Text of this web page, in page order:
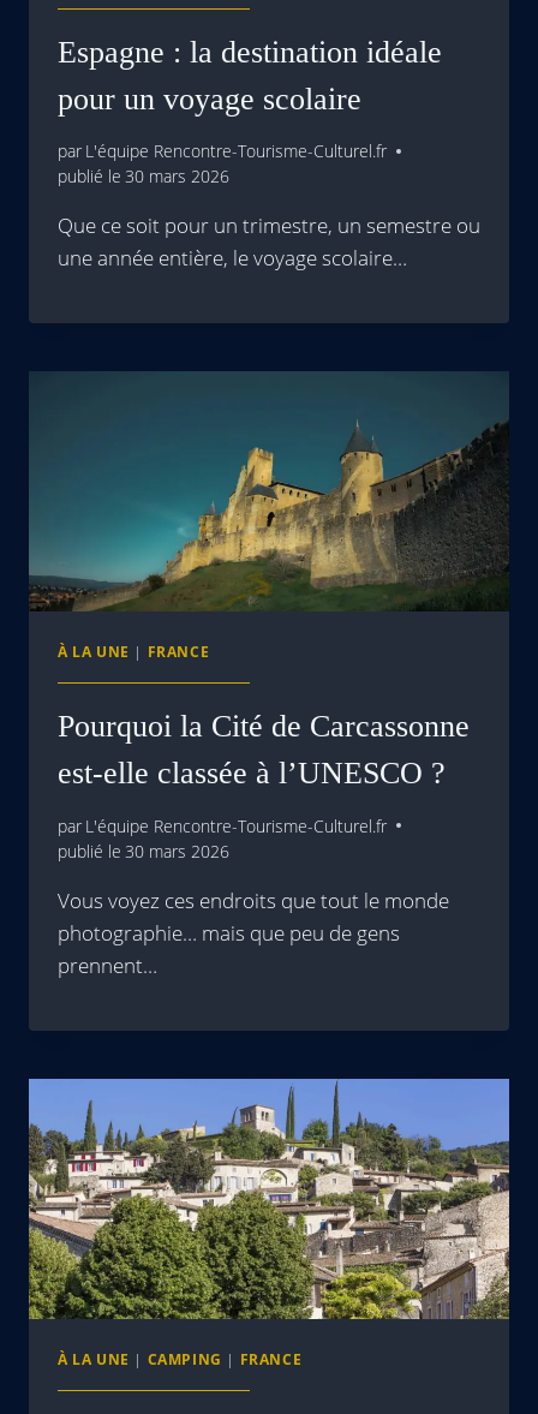
Espagne : la destination idéale
pour un voyage scolaire
par L'équipe Rencontre-Tourisme-Culturel.fr
publié le 30 mars 2026
Que ce soit pour un trimestre, un semestre ou
une année entière, le voyage scolaire…
À LA UNE | FRANCE
Pourquoi la Cité de Carcassonne
est-elle classée à l’UNESCO ?
par L'équipe Rencontre-Tourisme-Culturel.fr
publié le 30 mars 2026
Vous voyez ces endroits que tout le monde
photographie… mais que peu de gens
prennent…
À LA UNE | CAMPING | FRANCE